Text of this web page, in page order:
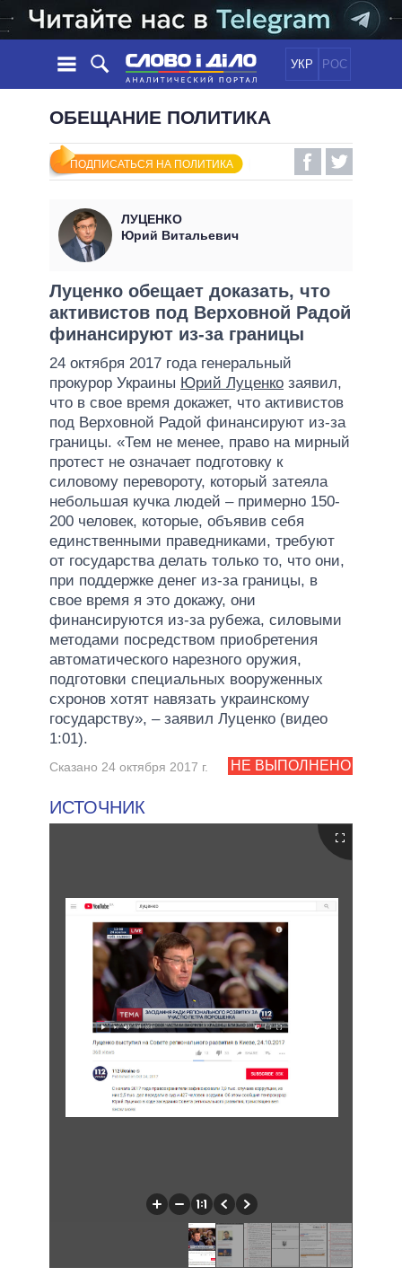
УКР РОС
НОВОСТИ
ЛЕНТА
СОБЫТИЯ
СТАТЬИ
МНЕНИЯ
ОБЗОРЫ
ДАЙДЖЕСТЫ
ПОЛИТИКА
ЭКОНОМИКА
МИР
ОБЕЩАНИЯ
ВСЕ ПОЛИТИКИ
ПРЕЗИДЕНТ И ОФИС
ВЕРХОВНАЯ РАДА
КАБИНЕТ МИНИСТРОВ
ГЛАВЫ ОБЛАДМИНИСТРАЦИЙ
МЭРЫ
ВСЕ ПЕРСОНЫ
ИНФОГРАФИКА
ПОДДЕРЖАТЬ
ОБЕЩАНИЕ ПОЛИТИКА
ПОДПИСАТЬСЯ НА ПОЛИТИКА
ЛУЦЕНКО
Юрий Витальевич
Луценко обещает доказать, что
активистов под Верховной Радой
финансируют из-за границы
24 октября 2017 года генеральный
прокурор Украины Юрий Луценко заявил,
что в свое время докажет, что активистов
под Верховной Радой финансируют из-за
границы. «Тем не менее, право на мирный
протест не означает подготовку к
силовому перевороту, который затеяла
небольшая кучка людей – примерно 150-
200 человек, которые, объявив себя
единственными праведниками, требуют
от государства делать только то, что они,
при поддержке денег из-за границы, в
свое время я это докажу, они
финансируются из-за рубежа, силовыми
методами посредством приобретения
автоматического нарезного оружия,
подготовки специальных вооруженных
схронов хотят навязать украинскому
государству», – заявил Луценко (видео
1:01).
НЕ ВЫПОЛНЕНО
Сказано 24 октября 2017 г.
ИСТОЧНИК